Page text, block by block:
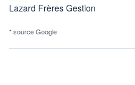
Lazard Frères Gestion
* source Google